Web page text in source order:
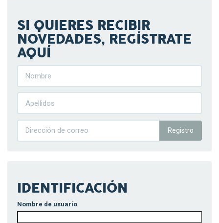
SI QUIERES RECIBIR
NOVEDADES, REGÍSTRATE
AQUÍ
Registro
IDENTIFICACIÓN
Nombre de usuario